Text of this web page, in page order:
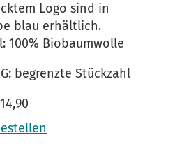
Logo sind in
blau erhältlich.
100% Biobaumwolle
begrenzte Stückzahl